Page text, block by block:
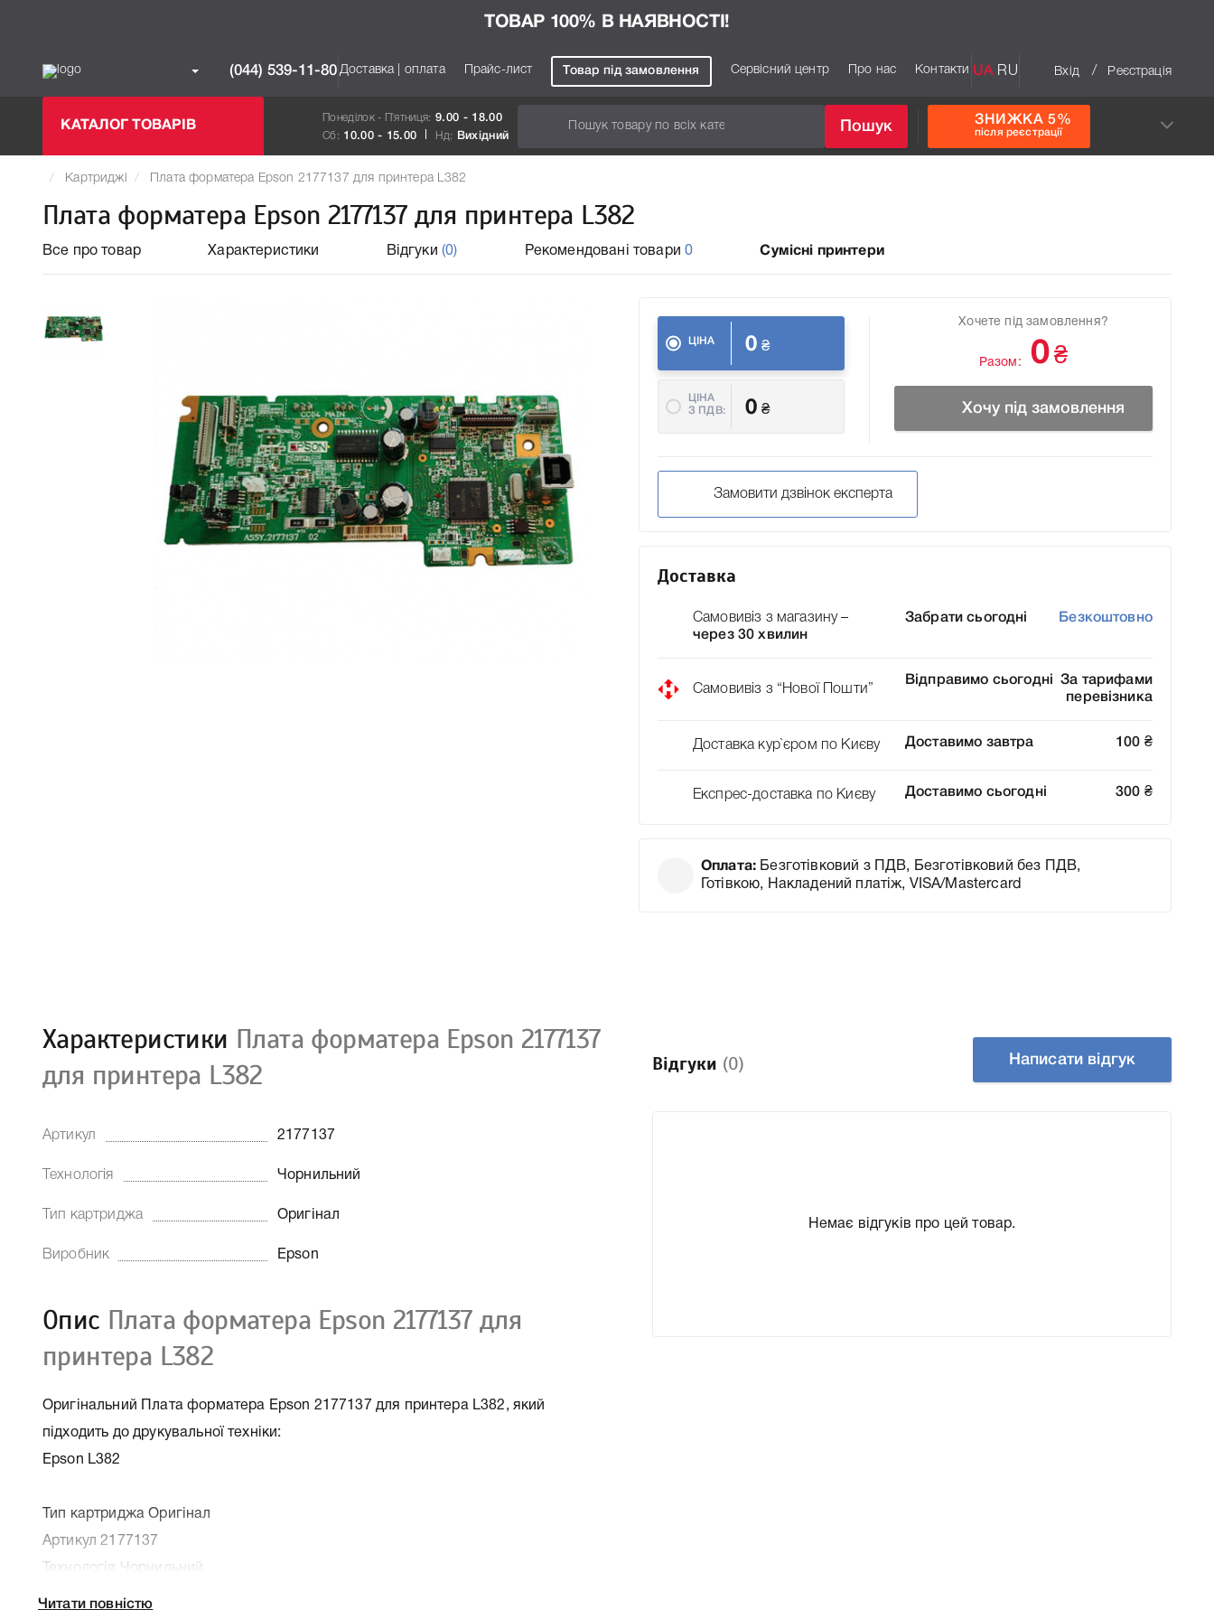
ТОВАР 100% В НАЯВНОСТІ!
(044) 539-11-80 Доставка | оплата Прайс-лист Товар під замовлення Сервісний центр Про нас Контакти UA RU Вхід / Реєстрація
КАТАЛОГ ТОВАРІВ
Понеділок - П`ятниця: 9.00 - 18.00
Сб: 10.00 - 15.00 Нд: Вихідний
Пошук ЗНИЖКА 5%
після реєстрації
Картриджі Плата форматера Epson 2177137 для принтера L382
Плата форматера Epson 2177137 для принтера L382
Все про товар Характеристики Відгуки (0) Рекомендовані товари 0 Сумісні принтери
ЦІНА 0 ₴
ЦІНА
З ПДВ:
0 ₴
Хочете під замовлення?
Разом: 0 ₴
Хочу під замовлення
Замовити дзвінок експерта
Доставка
Самовивіз з магазину –
через 30 хвилин
Забрати сьогодні Безкоштовно
Самовивіз з “Нової Пошти”
Відправимо сьогодні
За тарифами
перевізника
Доставка кур`єром по Києву Доставимо завтра 100 ₴
Експрес-доставка по Києву Доставимо сьогодні 300 ₴
Оплата: Безготівковий з ПДВ, Безготівковий без ПДВ,
Готівкою, Накладений платіж, VISA/Mastercard
Характеристики Плата форматера Epson 2177137
для принтера L382
Артикул 2177137
Технологія Чорнильний
Тип картриджа Оригінал
Виробник Epson
Опис Плата форматера Epson 2177137 для
принтера L382
Оригінальний Плата форматера Epson 2177137 для принтера L382, який
підходить до друкувальної техніки:
Epson L382
Тип картриджа Оригінал
Артикул 2177137
Технологія Чорнильний
Производитель Epson
Читати повністю
Відгуки (0) Написати відгук
Немає відгуків про цей товар.